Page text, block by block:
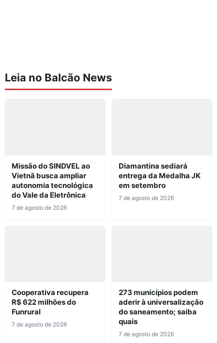
Leia no Balcão News
Missão do SINDVEL ao
Vietnã busca ampliar
autonomia tecnológica
do Vale da Eletrônica
7 de agosto de 2026
Diamantina sediará
entrega da Medalha JK
em setembro
7 de agosto de 2026
Cooperativa recupera
R$ 622 milhões do
Funrural
7 de agosto de 2026
273 municípios podem
aderir à universalização
do saneamento; saiba
quais
7 de agosto de 2026